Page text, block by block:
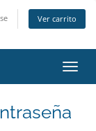
Ver carrito